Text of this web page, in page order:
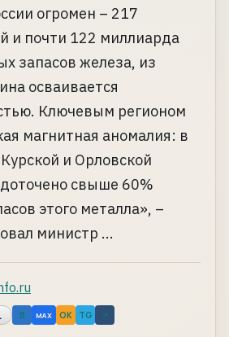
огромен – 217
и почти 122 миллиарда
запасов железа, из
осваивается
Ключевым регионом
магнитная аномалия: в
и Орловской
свыше 60%
этого металла», –
министр ...
B MAX OK TG ↗